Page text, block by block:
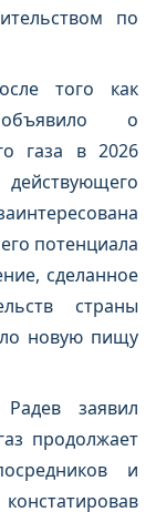
по
того как
объявило о
газа в 2026
потенциала
сделанное
страны
новую пищу
заявил
продолжает
и